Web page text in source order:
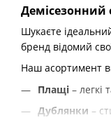
Демісезонний
Шукаєте
бренд відомий
Наш асортимент
Плащі – легкі
Дублянки –